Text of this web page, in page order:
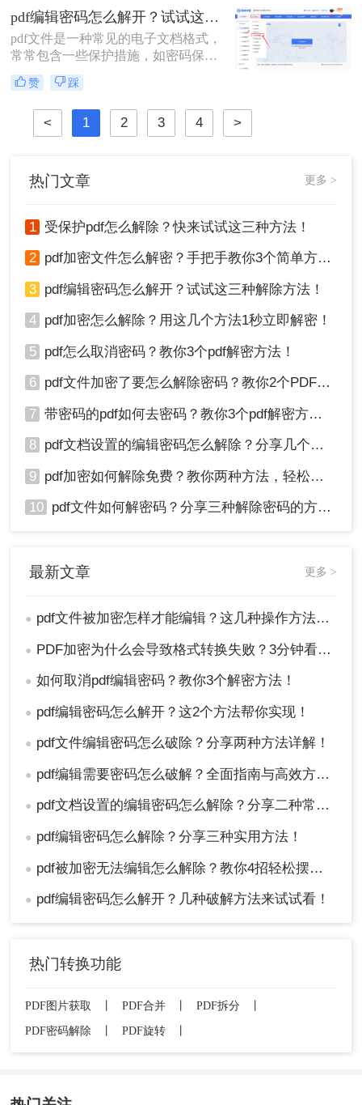
何解除密码方法帮助大家解决这个问
题，快来看看！
pdf编辑密码怎么解开？试试这三种解除方法！
pdf文件是一种常见的电子文档格式，
常常包含一些保护措施，如密码保护
和权限设置。这些保护措施可以确保
只有授权用户才能访问或编辑文件，
从而保护文件的机密性和完整性。然
而，有时可能需要解除这些保护措施
以便进行更广泛的操作。那么pdf编辑
解密方法。
赞 踩
< 1 2 3 4 >
热门文章 更多 >
1 受保护pdf怎么解除？快来试试这三种方法！
2 pdf加密文件怎么解密？手把手教你3个简单方法！
3 pdf编辑密码怎么解开？试试这三种解除方法！
4 pdf加密怎么解除？用这几个方法1秒立即解密！
5 pdf怎么取消密码？教你3个pdf解密方法！
6 pdf文件加密了要怎么解除密码？教你2个PDF解密方法
7 带密码的pdf如何去密码？教你3个pdf解密方法！
8 pdf文档设置的编辑密码怎么解除？分享几个解密方法！
9 pdf加密如何解除免费？教你两种方法，轻松解锁pdf文件！
10 pdf文件如何解密码？分享三种解除密码的方法！
最新文章 更多 >
● pdf文件被加密怎样才能编辑？这几种操作方法十分简单!！
● PDF加密为什么会导致格式转换失败？3分钟看懂原因与解决方案！
● 如何取消pdf编辑密码？教你3个解密方法！
● pdf编辑密码怎么解开？这2个方法帮你实现！
● pdf文件编辑密码怎么破除？分享两种方法详解！
● pdf编辑需要密码怎么破解？全面指南与高效方法详解！
● pdf文档设置的编辑密码怎么解除？分享二种常用解除方式！
● pdf编辑密码怎么解除？分享三种实用方法！
● pdf被加密无法编辑怎么解除？教你4招轻松摆平！
● pdf编辑密码怎么解开？几种破解方法来试试看！
热门转换功能
PDF图片获取 丨 PDF合并 丨 PDF拆分
丨
PDF密码解除
丨 PDF旋转 丨